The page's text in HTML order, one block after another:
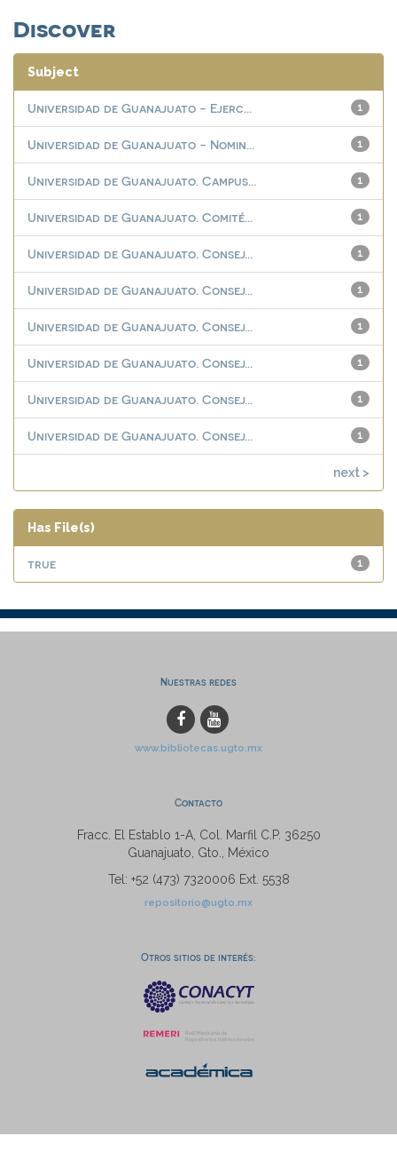
Discover
Subject
1
Universidad de Guanajuato - Ejerc...
1
Universidad de Guanajuato - Nomin...
1
Universidad de Guanajuato. Campus...
1
Universidad de Guanajuato. Comité...
1
Universidad de Guanajuato. Consej...
1
Universidad de Guanajuato. Consej...
1
Universidad de Guanajuato. Consej...
1
Universidad de Guanajuato. Consej...
1
Universidad de Guanajuato. Consej...
1
Universidad de Guanajuato. Consej...
next >
Has File(s)
1
true
Nuestras redes
www.bibliotecas.ugto.mx
Contacto
Fracc. El Establo 1-A, Col. Marfil C.P. 36250
Guanajuato, Gto., México
Tel: +52 (473) 7320006 Ext. 5538
repositorio@ugto.mx
Otros sitios de interés: